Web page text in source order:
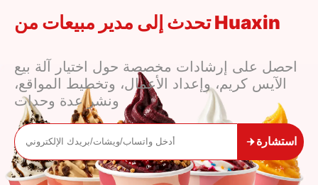
تحدث إلى مدير مبيعات من Huaxin
احصل على إرشادات مخصصة حول اختيار آلة بيع
الآيس كريم، وإعداد الأعمال، وتخطيط المواقع،
ونشر عدة وحدات
استشارة